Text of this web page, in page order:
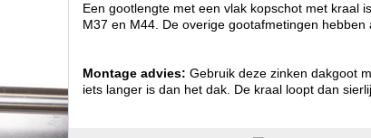
Een gootlengte met een vlak kopschot met kraal
M37 en M44. De overige gootafmetingen
Montage advies: Gebruik deze zinken dakgoot
iets langer is dan het dak. De kraal loopt dan